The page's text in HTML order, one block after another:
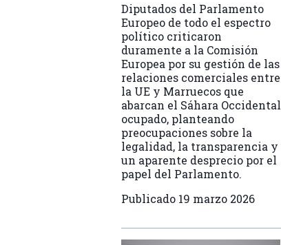
Diputados del Parlamento
Europeo de todo el espectro
político criticaron
duramente a la Comisión
Europea por su gestión de las
relaciones comerciales entre
la UE y Marruecos que
abarcan el Sáhara Occidental
ocupado, planteando
preocupaciones sobre la
legalidad, la transparencia y
un aparente desprecio por el
papel del Parlamento.
Publicado 19 marzo 2026